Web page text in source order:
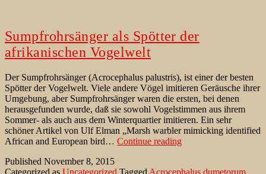
Sumpfrohrsänger als Spötter der
afrikanischen Vogelwelt
Der Sumpfrohrsänger (Acrocephalus palustris), ist einer der besten
Spötter der Vogelwelt. Viele andere Vögel imitieren Geräusche ihrer
Umgebung, aber Sumpfrohrsänger waren die ersten, bei denen
herausgefunden wurde, daß sie sowohl Vogelstimmen aus ihrem
Sommer- als auch aus dem Winterquartier imitieren. Ein sehr
schöner Artikel von Ulf Elman „Marsh warbler mimicking identified
African and European bird… Continue readingSumpfrohrsänger
Published November 8, 2015
Categorized as Uncategorized Tagged Acrocephalus dumetorum,